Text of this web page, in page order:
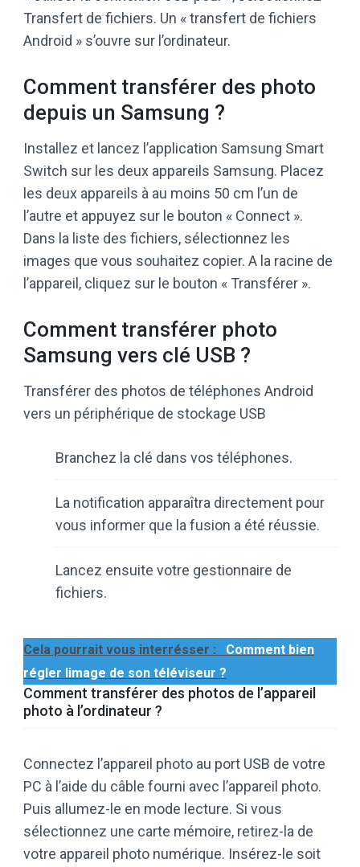
Transfert de fichiers. Un « transfert de fichiers
Android » s’ouvre sur l’ordinateur.
Comment transférer des photo
depuis un Samsung ?
Installez et lancez l’application Samsung Smart
Switch sur les deux appareils Samsung. Placez
les deux appareils à au moins 50 cm l’un de
l’autre et appuyez sur le bouton « Connect ».
Dans la liste des fichiers, sélectionnez les
images que vous souhaitez copier. A la racine de
l’appareil, cliquez sur le bouton « Transférer ».
Comment transférer photo
Samsung vers clé USB ?
Transférer des photos de téléphones Android
vers un périphérique de stockage USB
Branchez la clé dans vos téléphones.
La notification apparaîtra directement pour
vous informer que la fusion a été réussie.
Lancez ensuite votre gestionnaire de
fichiers.
Cela pourrait vous interrésser :
Comment bien
régler limage de son téléviseur ?
Comment transférer des photos de l’appareil
photo à l’ordinateur ?
Connectez l’appareil photo au port USB de votre
PC à l’aide du câble fourni avec l’appareil photo.
Puis allumez-le en mode lecture. Si vous
sélectionnez une carte mémoire, retirez-la de
votre appareil photo numérique. Insérez-le soit